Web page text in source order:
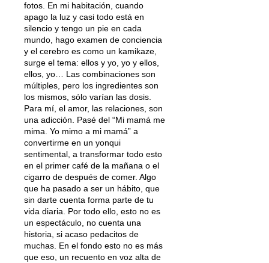
fotos. En mi habitación, cuando
apago la luz y casi todo está en
silencio y tengo un pie en cada
mundo, hago examen de conciencia
y el cerebro es como un kamikaze,
surge el tema: ellos y yo, yo y ellos,
ellos, yo… Las combinaciones son
múltiples, pero los ingredientes son
los mismos, sólo varían las dosis.
Para mí, el amor, las relaciones, son
una adicción. Pasé del “Mi mamá me
mima. Yo mimo a mi mamá” a
convertirme en un yonqui
sentimental, a transformar todo esto
en el primer café de la mañana o el
cigarro de después de comer. Algo
que ha pasado a ser un hábito, que
sin darte cuenta forma parte de tu
vida diaria. Por todo ello, esto no es
un espectáculo, no cuenta una
historia, si acaso pedacitos de
muchas. En el fondo esto no es más
que eso, un recuento en voz alta de